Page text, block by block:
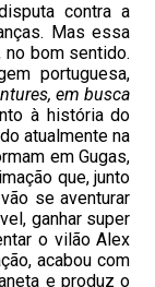
contra a
Mas essa
no bom sentido.
portuguesa,
em busca
à história do
atualmente na
em Gugas,
que, junto
se aventurar
ganhar super
o vilão Alex
acabou com
e produz o